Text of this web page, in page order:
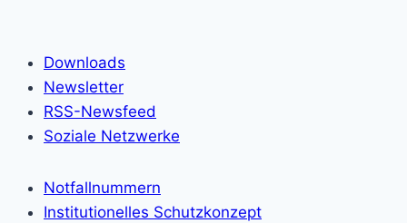
Downloads
Newsletter
RSS-Newsfeed
Soziale Netzwerke
Notfallnummern
Institutionelles Schutzkonzept